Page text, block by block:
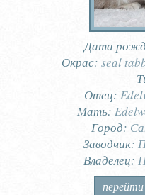
Дата
Окрас: seal
Отец:
Мать:
Город:
Заводчик:
Владелец: